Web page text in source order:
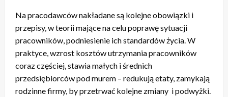
Na pracodawców nakładane są kolejne obowiązki i
przepisy, w teorii mające na celu poprawę sytuacji
pracowników, podniesienie ich standardów życia. W
praktyce, wzrost kosztów utrzymania pracowników
coraz częściej, stawia małych i średnich
przedsiębiorców pod murem – redukują etaty, zamykają
rodzinne firmy, by przetrwać kolejne zmiany i podwyżki.